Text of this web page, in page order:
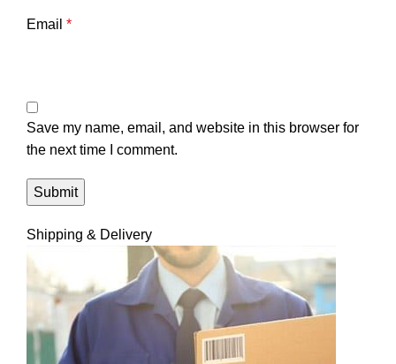
Email *
Save my name, email, and website in this browser for
the next time I comment.
Shipping & Delivery